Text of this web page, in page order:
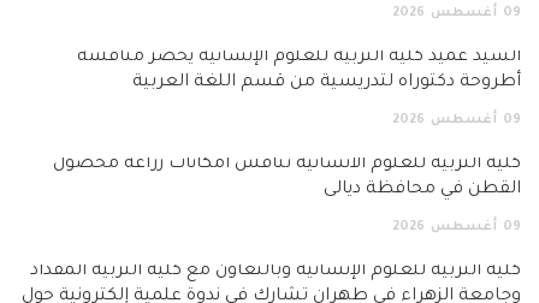
09 أغسطس 2026
السيد عميد كلية التربية للعلوم الإنسانية يحضر مناقشة
أطروحة دكتوراه لتدريسية من قسم اللغة العربية
09 أغسطس 2026
كلية التربية للعلوم الانسانية تناقش امكانات زراعة محصول
القطن في محافظة ديالى
09 أغسطس 2026
كلية التربية للعلوم الإنسانية وبالتعاون مع كلية التربية المقداد
وجامعة الزهراء في طهران تشارك في ندوة علمية إلكترونية حول